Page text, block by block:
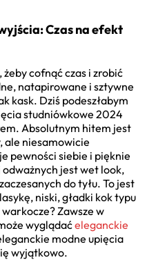
Czas na efekt
cofnąć czas i zrobić
natapirowane i sztywne
kask. Dziś podeszłabym
studniówkowe 2024
Absolutnym hitem jest
ale niesamowicie
pewności siebie i pięknie
jest wet look,
do tyłu. To jest
niski, gładki kok typu
Zawsze w
wyglądaćeleganckie
modne upięcia
wyjątkowo.